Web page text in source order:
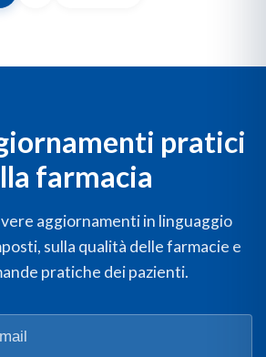
pratici
farmacia
aggiornamenti in linguaggio
sulla qualità delle farmacie e
pratiche dei pazienti.